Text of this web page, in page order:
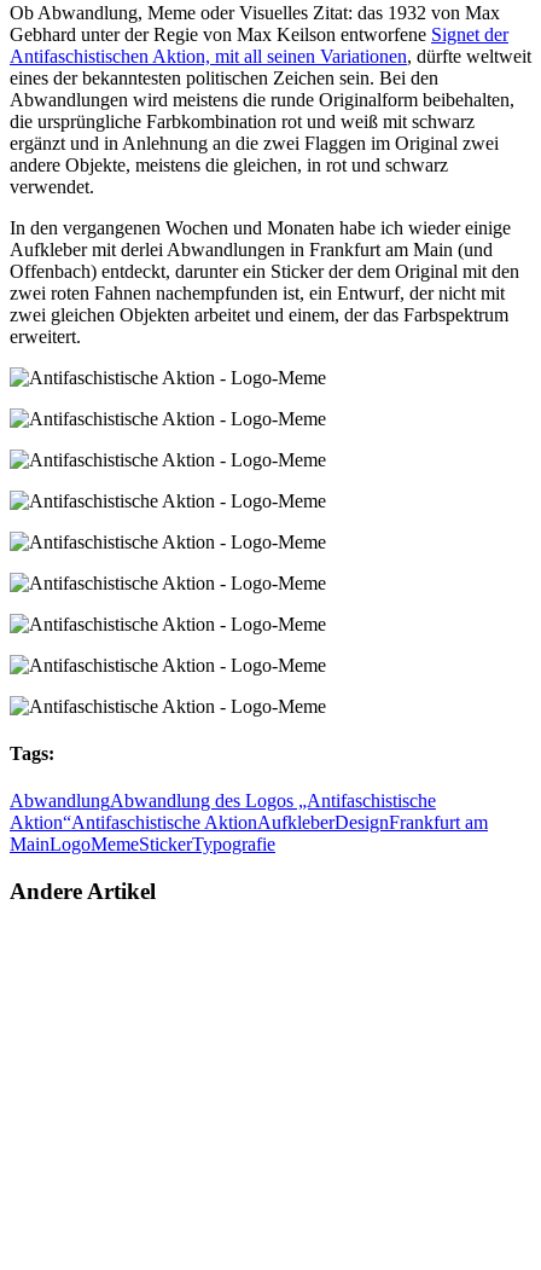
Ob Abwandlung, Meme oder Visuelles Zitat: das 1932 von Max
Gebhard unter der Regie von Max Keilson entworfene Signet der
Antifaschistischen Aktion, mit all seinen Variationen, dürfte weltweit
eines der bekanntesten politischen Zeichen sein. Bei den
Abwandlungen wird meistens die runde Originalform beibehalten,
die ursprüngliche Farbkombination rot und weiß mit schwarz
ergänzt und in Anlehnung an die zwei Flaggen im Original zwei
andere Objekte, meistens die gleichen, in rot und schwarz
verwendet.
In den vergangenen Wochen und Monaten habe ich wieder einige
Aufkleber mit derlei Abwandlungen in Frankfurt am Main (und
Offenbach) entdeckt, darunter ein Sticker der dem Original mit den
zwei roten Fahnen nachempfunden ist, ein Entwurf, der nicht mit
zwei gleichen Objekten arbeitet und einem, der das Farbspektrum
erweitert.
Tags:
AbwandlungAbwandlung des Logos „Antifaschistische
Aktion“Antifaschistische AktionAufkleberDesignFrankfurt am
MainLogoMemeStickerTypografie
Andere Artikel